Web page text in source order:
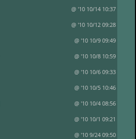
@ '10 10/14 10:37
@ '10 10/12 09:28
@ '10 10/9 09:49
@ '10 10/8 10:59
@ '10 10/6 09:33
@ '10 10/5 10:46
@ '10 10/4 08:56
@ '10 10/1 09:21
@ '10 9/24 09:50